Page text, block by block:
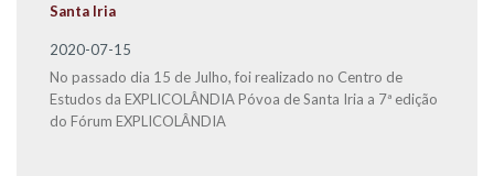
Santa Iria
2020-07-15
No passado dia 15 de Julho, foi realizado no Centro de
Estudos da EXPLICOLÂNDIA Póvoa de Santa Iria a 7ª edição
do Fórum EXPLICOLÂNDIA